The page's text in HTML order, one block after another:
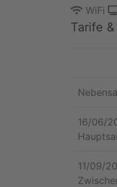
WiFi
Tarife
16/06/
11/09/